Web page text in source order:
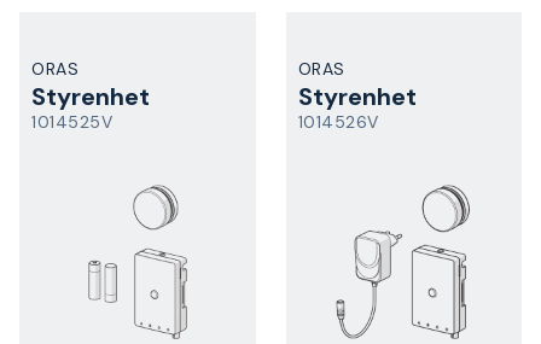
ORAS
Styrenhet
1014525V
ORAS
Styrenhet
1014526V